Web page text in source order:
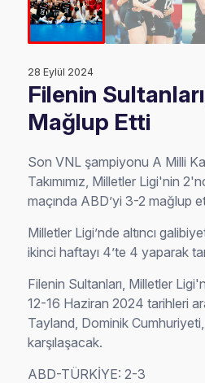
28 Eylül 2024
Filenin
Mağlup Etti
Son VNL şampiyonu A Milli
Takımımız, Milletler Ligi'nin
maçında ABD’yi 3-2 mağlup
Milletler Ligi’nde altıncı
ikinci haftayı 4’te 4 yaparak
Filenin Sultanları, Milletler
12-16 Haziran 2024 tarihleri
Tayland, Dominik
karşılaşacak.
ABD-TÜRKİYE: 2-3